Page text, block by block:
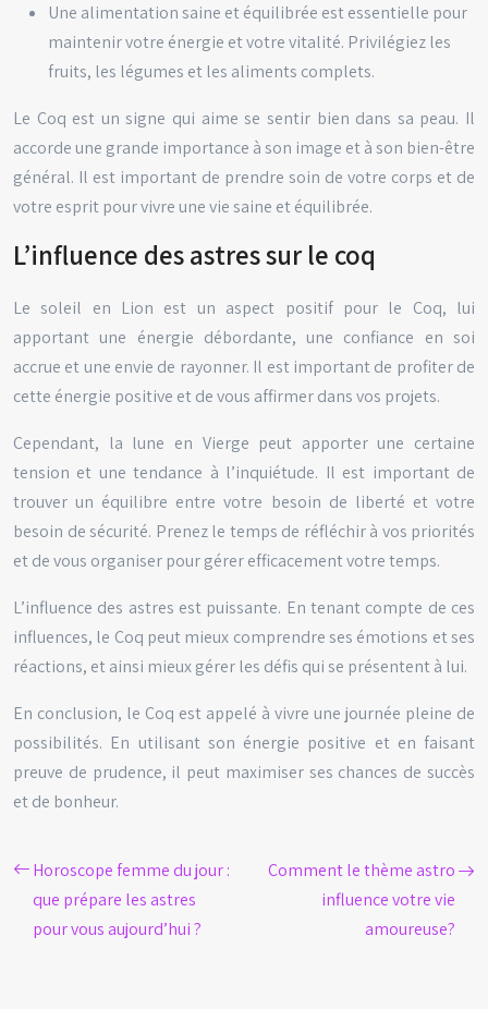
Une alimentation saine et équilibrée est essentielle pour
maintenir votre énergie et votre vitalité. Privilégiez les
fruits, les légumes et les aliments complets.
Le Coq est un signe qui aime se sentir bien dans sa peau. Il
accorde une grande importance à son image et à son bien-être
général. Il est important de prendre soin de votre corps et de
votre esprit pour vivre une vie saine et équilibrée.
L’influence des astres sur le coq
Le soleil en Lion est un aspect positif pour le Coq, lui
apportant une énergie débordante, une confiance en soi
accrue et une envie de rayonner. Il est important de profiter de
cette énergie positive et de vous affirmer dans vos projets.
Cependant, la lune en Vierge peut apporter une certaine
tension et une tendance à l’inquiétude. Il est important de
trouver un équilibre entre votre besoin de liberté et votre
besoin de sécurité. Prenez le temps de réfléchir à vos priorités
et de vous organiser pour gérer efficacement votre temps.
L’influence des astres est puissante. En tenant compte de ces
influences, le Coq peut mieux comprendre ses émotions et ses
réactions, et ainsi mieux gérer les défis qui se présentent à lui.
En conclusion, le Coq est appelé à vivre une journée pleine de
possibilités. En utilisant son énergie positive et en faisant
preuve de prudence, il peut maximiser ses chances de succès
et de bonheur.
Horoscope femme du jour :
que prépare les astres
pour vous aujourd’hui ?
Comment le thème astro
influence votre vie
amoureuse?